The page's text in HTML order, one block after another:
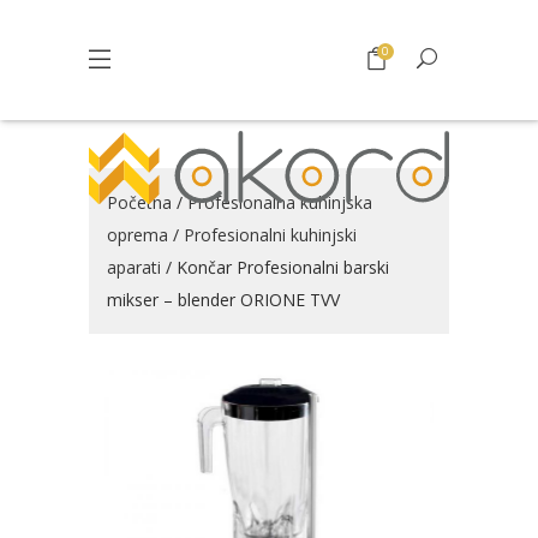
0
Početna /Profesionalna kuhinjska
oprema / Profesionalni kuhinjski
aparati / Končar Profesionalni barski
mikser – blender ORIONE TVV